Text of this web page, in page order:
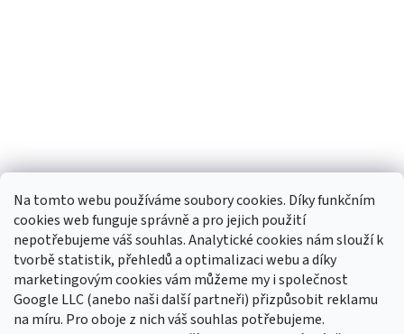
Na tomto webu používáme soubory cookies. Díky funkčním
cookies web funguje správně a pro jejich použití
nepotřebujeme váš souhlas. Analytické cookies nám slouží k
tvorbě statistik, přehledů a optimalizaci webu a díky
marketingovým cookies vám můžeme my i společnost
Google LLC (anebo naši další partneři) přizpůsobit reklamu
na míru. Pro oboje z nich váš souhlas potřebujeme.
Sledovat na Instagramu
Odebírat newsletter